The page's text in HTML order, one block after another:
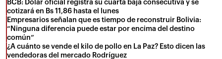
BCB: Dólar oficial registra su cuarta baja consecutiva y se
cotizará en Bs 11,86 hasta el lunes
Empresarios señalan que es tiempo de reconstruir Bolivia:
“Ninguna diferencia puede estar por encima del destino
común”
¿A cuánto se vende el kilo de pollo en La Paz? Esto dicen las
vendedoras del mercado Rodríguez